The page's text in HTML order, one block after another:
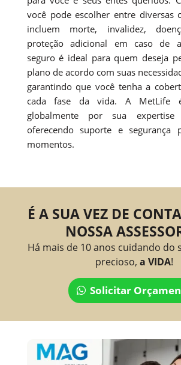
você pode escolher entre diversas
incluem morte, invalidez,
proteção adicional em caso de
seguro é ideal para quem deseja
plano de acordo com suas
garantindo que você tenha a
cada fase da vida. A MetLife
globalmente por sua expertise
oferecendo suporte e segurança
momentos.
É A SUA VEZ DE
NOSSA
Há mais de 10 anos cuidando do
precioso, a VIDA!
Solicitar